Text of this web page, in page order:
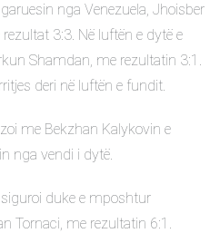
nga Venezuela, Jhoisber
3:3. Në luftën e dytë e
Shamdan, me rezultatin 3:1.
deri në luftën e fundit.
me Bekzhan Kalykovin e
nga vendi i dytë.
duke e mposhtur
Tornaci, me rezultatin 6:1.